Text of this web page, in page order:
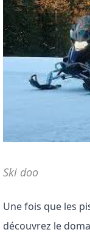
Ski doo
Une fois que les
découvrez le